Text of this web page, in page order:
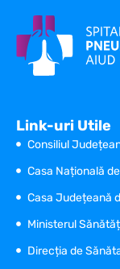
Link-uri Utile
Consiliul
Casa Națională
Casa Județeană
Ministerul
Direcția de